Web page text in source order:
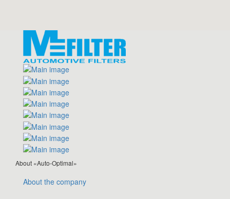
About «Auto-Optimal»
About the company